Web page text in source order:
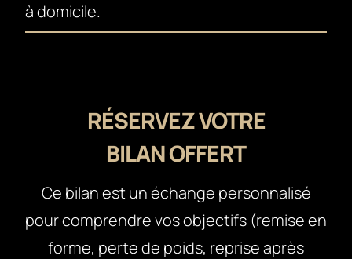
à domicile.
RÉSERVEZ VOTRE
BILAN OFFERT
Ce bilan est un échange personnalisé
pour comprendre vos objectifs (remise en
forme, perte de poids, reprise après